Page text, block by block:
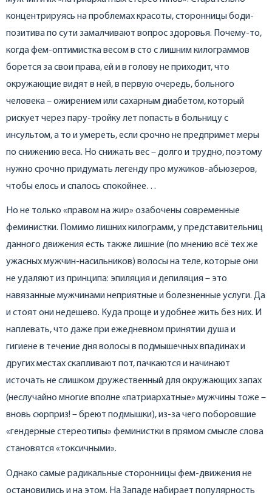
концентрируясь на проблемах красоты, сторонницы боди-
позитива по сути замалчивают вопрос здоровья. Почему-то,
когда фем-оптимистка весом в сто с лишним килограммов
борется за свои права, ей и в голову не приходит, что
окружающие видят в ней, в первую очередь, больного
человека – ожирением или сахарным диабетом, который
рискует через пару-тройку лет попасть в больницу с
инсультом, а то и умереть, если срочно не предпримет меры
по снижению веса. Но снижать вес – долго и трудно, поэтому
нужно срочно придумать легенду про мужиков-абьюзеров,
чтобы елось и спалось спокойнее…
Но не только «правом на жир» озабочены современные
феминистки. Помимо лишних килограмм, у представительниц
данного движения есть также лишние (по мнению всё тех же
ужасных мужчин-насильников) волосы на теле, которые они
не удаляют из принципа: эпиляция и депиляция – это
навязанные мужчинами неприятные и болезненные услуги. Да
и стоят они недешево. Куда проще и удобнее жить без них. И
наплевать, что даже при ежедневном принятии душа и
гигиене в течение дня волосы в подмышечных впадинах и
других местах скапливают пот, пачкаются и начинают
источать не слишком дружественный для окружающих запах
(неслучайно многие вполне «патриархатные» мужчины тоже –
вновь сюрприз! – бреют подмышки), из-за чего поборовшие
«гендерные стереотипы» феминистки в прямом смысле слова
становятся «токсичными».
Однако самые радикальные сторонницы фем-движения не
остановились и на этом. На Западе набирает популярность